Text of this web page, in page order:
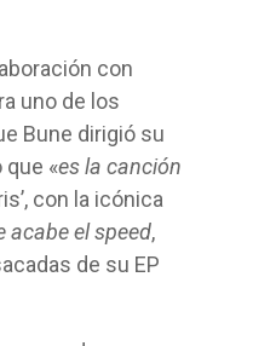
con
uno de los
Bune dirigió su
«es la canción
con la icónica
acabe el speed,
de su EP